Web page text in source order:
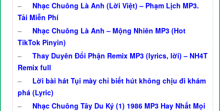
–
Nhạc Chuông Là Anh (Lời Việt) – Phạm Lịch MP3.
Tải Miễn Phí
–
Nhạc Chuông Là Anh – Mộng Nhiên MP3 (Hot
TikTok Pinyin)
–
Thay Duyên Đổi Phận Remix MP3 (lyrics, lời) – NH4T
Remix full
–
Lời bài hát Tụi mày chỉ biết hút không chịu đi khám
phá (Lyric)
–
Nhạc Chuông Tây Du Ký (1) 1986 MP3 Hay Nhất Mọi